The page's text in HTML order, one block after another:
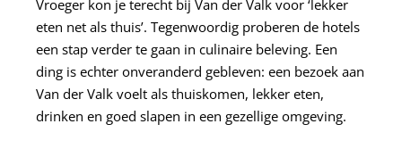
Vroeger kon je terecht bij Van der Valk voor ‘lekker
eten net als thuis’. Tegenwoordig proberen de hotels
een stap verder te gaan in culinaire beleving. Een
ding is echter onveranderd gebleven: een bezoek aan
Van der Valk voelt als thuiskomen, lekker eten,
drinken en goed slapen in een gezellige omgeving.